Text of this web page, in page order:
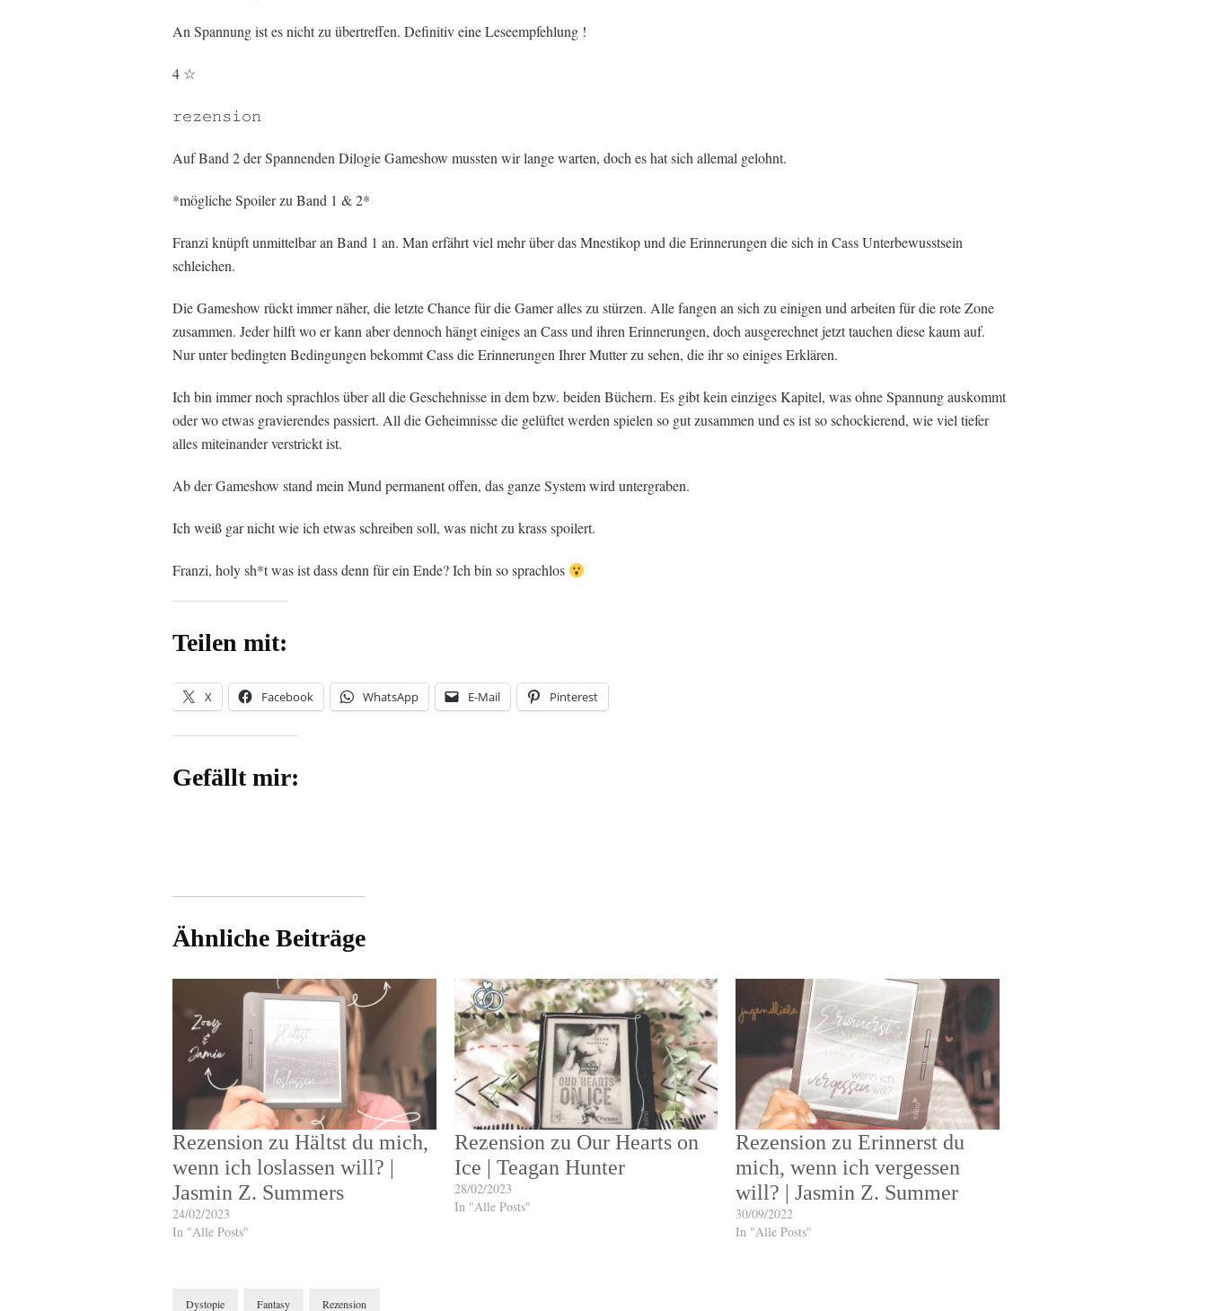
An Spannung ist es nicht zu übertreffen. Definitiv eine Leseempfehlung !
4 ☆
𝚛𝚎𝚣𝚎𝚗𝚜𝚒𝚘𝚗
Auf Band 2 der Spannenden Dilogie Gameshow mussten wir lange warten, doch es hat sich allemal gelohnt.
*mögliche Spoiler zu Band 1 & 2*
Franzi knüpft unmittelbar an Band 1 an. Man erfährt viel mehr über das Mnestikop und die Erinnerungen die sich in Cass Unterbewusstsein
schleichen.
Die Gameshow rückt immer näher, die letzte Chance für die Gamer alles zu stürzen. Alle fangen an sich zu einigen und arbeiten für die rote Zone
zusammen. Jeder hilft wo er kann aber dennoch hängt einiges an Cass und ihren Erinnerungen, doch ausgerechnet jetzt tauchen diese kaum auf.
Nur unter bedingten Bedingungen bekommt Cass die Erinnerungen Ihrer Mutter zu sehen, die ihr so einiges Erklären.
Ich bin immer noch sprachlos über all die Geschehnisse in dem bzw. beiden Büchern. Es gibt kein einziges Kapitel, was ohne Spannung auskommt
oder wo etwas gravierendes passiert. All die Geheimnisse die gelüftet werden spielen so gut zusammen und es ist so schockierend, wie viel tiefer
alles miteinander verstrickt ist.
Ab der Gameshow stand mein Mund permanent offen, das ganze System wird untergraben.
Ich weiß gar nicht wie ich etwas schreiben soll, was nicht zu krass spoilert.
Franzi, holy sh*t was ist dass denn für ein Ende? Ich bin so sprachlos
Teilen mit:
X Facebook WhatsApp E-Mail Pinterest
Gefällt mir:
Ähnliche Beiträge
Rezension zu Hältst du mich,
wenn ich loslassen will? |
Jasmin Z. Summers
24/02/2023
In "Alle Posts"
Rezension zu Our Hearts on
Ice | Teagan Hunter
28/02/2023
In "Alle Posts"
Rezension zu Erinnerst du
mich, wenn ich vergessen
will? | Jasmin Z. Summer
30/09/2022
In "Alle Posts"
Dystopie Fantasy Rezension